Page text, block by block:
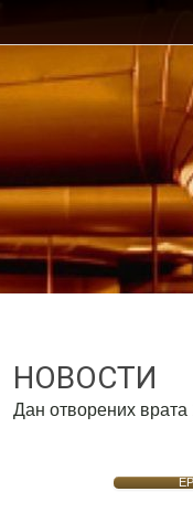
НОВОСТИ
Дан отворених врата